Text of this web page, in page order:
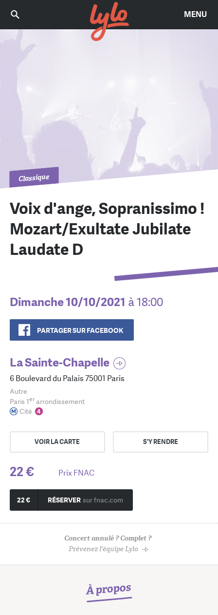
MENU
Classique
Voix d'ange, Sopranissimo !
Mozart/Exultate Jubilate
Laudate D
Dimanche 10/10/2021 à 18:00
PARTAGER SUR FACEBOOK
La Sainte-Chapelle
6 Boulevard du Palais 75001 Paris
Autre
Paris 1erarrondissement
Cité
VOIR LA CARTE S'Y RENDRE
22 € Prix FNAC
22 € RÉSERVER sur fnac.com
Concert annulé ? Complet ?
Prévenez l'équipe Lylo
À propos